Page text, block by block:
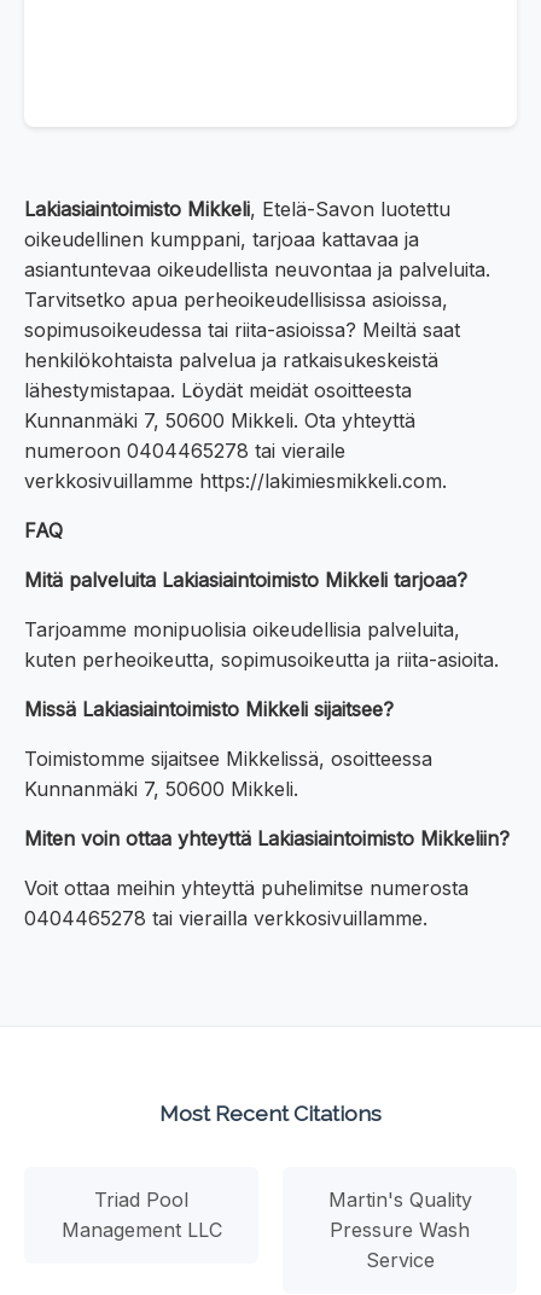
Lakiasiaintoimisto Mikkeli, Etelä-Savon luotettu
oikeudellinen kumppani, tarjoaa kattavaa ja
asiantuntevaa oikeudellista neuvontaa ja palveluita.
Tarvitsetko apua perheoikeudellisissa asioissa,
sopimusoikeudessa tai riita-asioissa? Meiltä saat
henkilökohtaista palvelua ja ratkaisukeskeistä
lähestymistapaa. Löydät meidät osoitteesta
Kunnanmäki 7, 50600 Mikkeli. Ota yhteyttä
numeroon 0404465278 tai vieraile
verkkosivuillamme https://lakimiesmikkeli.com.
FAQ
Mitä palveluita Lakiasiaintoimisto Mikkeli tarjoaa?
Tarjoamme monipuolisia oikeudellisia palveluita,
kuten perheoikeutta, sopimusoikeutta ja riita-asioita.
Missä Lakiasiaintoimisto Mikkeli sijaitsee?
Toimistomme sijaitsee Mikkelissä, osoitteessa
Kunnanmäki 7, 50600 Mikkeli.
Miten voin ottaa yhteyttä Lakiasiaintoimisto Mikkeliin?
Voit ottaa meihin yhteyttä puhelimitse numerosta
0404465278 tai vierailla verkkosivuillamme.
Most Recent Citations
Triad Pool
Management LLC
Martin's Quality
Pressure Wash
Service